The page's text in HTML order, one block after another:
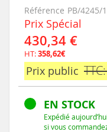
Référence PB/4245/
Prix Spécial
430,34 €
HT:358,62€
Prix public
EN STOCK
Expédié
si vous
the
images
gallery